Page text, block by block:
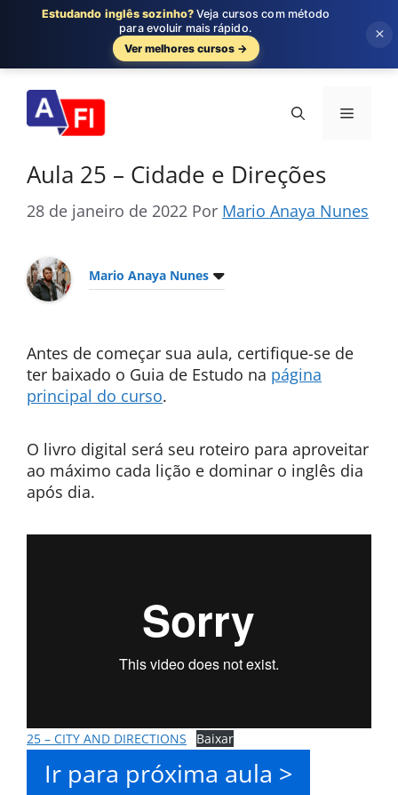
para
conteúdo
Menu
Aula 25 – Cidade e Direções
28 de janeiro de 2022 Por Mario Anaya Nunes
Mario Anaya Nunes
Antes de começar sua aula, certifique-se de
ter baixado o Guia de Estudo na página
principal do curso.
O livro digital será seu roteiro para aproveitar
ao máximo cada lição e dominar o inglês dia
após dia.
25 – CITY AND DIRECTIONS Baixar
Ir para próxima aula >
Estudando inglês sozinho? Veja cursos com método
para evoluir mais rápido.
Ver melhores cursos →
×